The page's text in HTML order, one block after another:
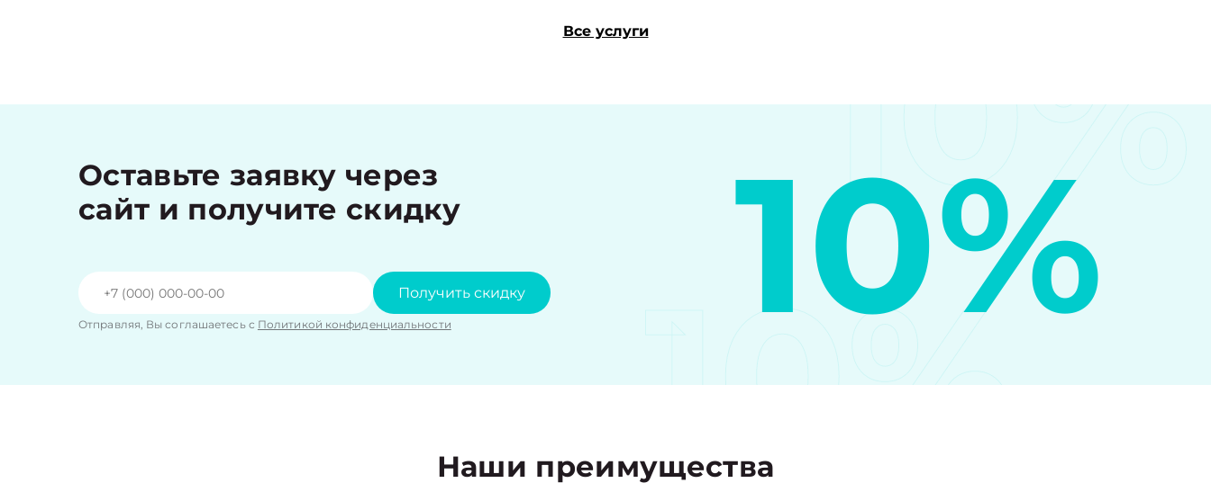
Все услуги
Оставьте заявку через
сайт и получите скидку
Получить скидку
Отправляя, Вы соглашаетесь с Политикой конфиденциальности 10%
10%
10%
Наши преимущества